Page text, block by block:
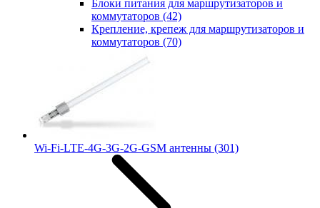
Блоки питания для маршрутизаторов и
коммутаторов (42)
Крепление, крепеж для маршрутизаторов и
коммутаторов (70)
Wi-Fi-LTE-4G-3G-2G-GSM антенны (301)